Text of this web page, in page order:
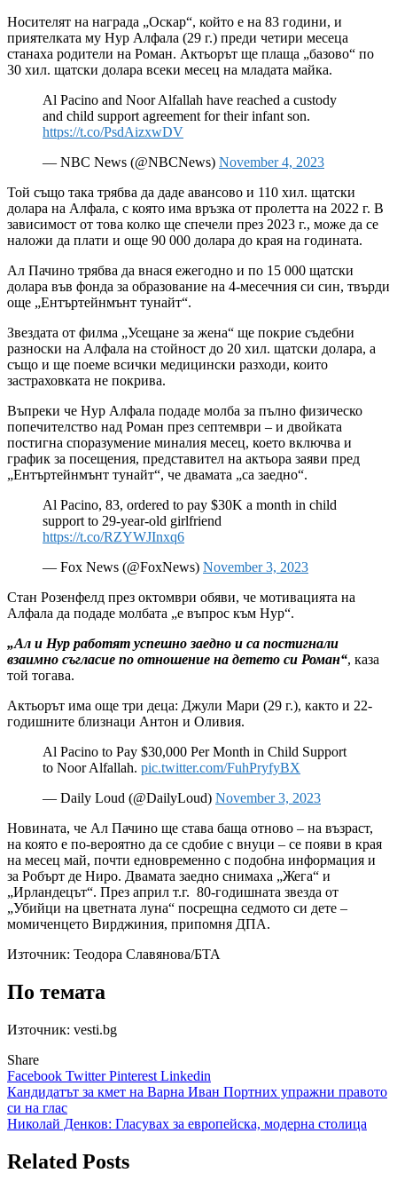
Носителят на награда „Оскар“, който е на 83 години, и
приятелката му Нур Алфала (29 г.) преди четири месеца
станаха родители на Роман. Актьорът ще плаща „базово“ по
30 хил. щатски долара всеки месец на младата майка.
Al Pacino and Noor Alfallah have reached a custody
and child support agreement for their infant son.
https://t.co/PsdAizxwDV
— NBC News (@NBCNews) November 4, 2023
Той също така трябва да даде авансово и 110 хил. щатски
долара на Алфала, с която има връзка от пролетта на 2022 г. В
зависимост от това колко ще спечели през 2023 г., може да се
наложи да плати и още 90 000 долара до края на годината.
Ал Пачино трябва да внася ежегодно и по 15 000 щатски
долара във фонда за образование на 4-месечния си син, твърди
още „Ентъртейнмънт тунайт“.
Звездата от филма „Усещане за жена“ ще покрие съдебни
разноски на Алфала на стойност до 20 хил. щатски долара, а
също и ще поеме всички медицински разходи, които
застраховката не покрива.
Въпреки че Нур Алфала подаде молба за пълно физическо
попечителство над Роман през септември – и двойката
постигна споразумение миналия месец, което включва и
график за посещения, представител на актьора заяви пред
„Ентъртейнмънт тунайт“, че двамата „са заедно“.
Al Pacino, 83, ordered to pay $30K a month in child
support to 29-year-old girlfriend
https://t.co/RZYWJInxq6
— Fox News (@FoxNews) November 3, 2023
Стан Розенфелд през октомври обяви, че мотивацията на
Алфала да подаде молбата „е въпрос към Нур“.
„Ал и Нур работят успешно заедно и са постигнали
взаимно съгласие по отношение на детето си Роман“, каза
той тогава.
Актьорът има още три деца: Джули Мари (29 г.), както и 22-
годишните близнаци Антон и Оливия.
Al Pacino to Pay $30,000 Per Month in Child Support
to Noor Alfallah. pic.twitter.com/FuhPryfyBX
— Daily Loud (@DailyLoud) November 3, 2023
Новината, че Ал Пачино ще става баща отново – на възраст,
на която е по-вероятно да се сдобие с внуци – се появи в края
на месец май, почти едновременно с подобна информация и
за Робърт де Ниро. Двамата заедно снимаха „Жега“ и
„Ирландецът“. През април т.г. 80-годишната звезда от
„Убийци на цветната луна“ посрещна седмото си дете –
момиченцето Вирджиния, припомня ДПА.
Източник: Теодора Славянова/БТА
По темата
Източник: vesti.bg
Share
Facebook TwitterPinterest Linkedin
Навигация
Кандидатът за кмет на Варна Иван Портних упражни правото
си на глас
Николай Денков: Гласувах за европейска, модерна столица
Related Posts